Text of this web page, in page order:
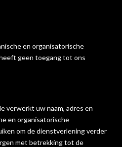
en organisatorische
geen toegang tot ons
verwerkt uw naam, adres en
en organisatorische
om de dienstverlening verder
met betrekking tot de